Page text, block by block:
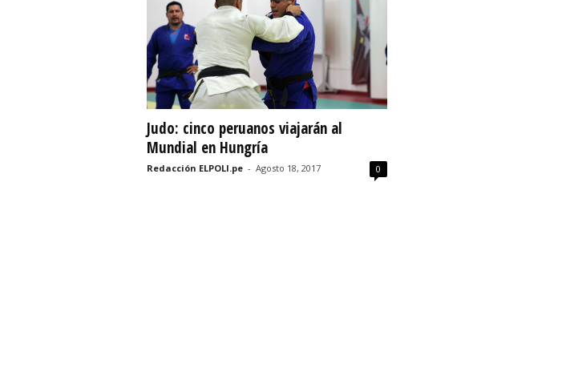
r
t
i
v
o
Judo: cinco peruanos viajarán al
Mundial en Hungría
Redacción ELPOLI.pe - Agosto 18, 2017 0